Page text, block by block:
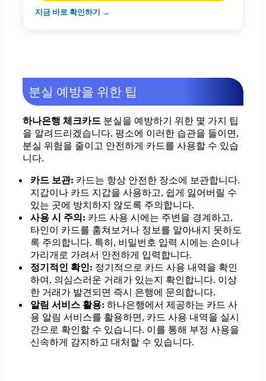
지금 바로 확인하기 →
분실 예방을 위한 팁
하나은행 체크카드 분실을 예방하기 위한 몇 가지 팁
을 알려드리겠습니다. 평소에 이러한 습관을 들이면,
분실 위험을 줄이고 안전하게 카드를 사용할 수 있습
니다.
카드 보관: 카드는 항상 안전한 장소에 보관합니다.
지갑이나 카드 지갑을 사용하고, 쉽게 잃어버릴 수
있는 곳에 방치하지 않도록 주의합니다.
사용 시 주의: 카드 사용 시에는 주변을 경계하고,
타인이 카드를 훔쳐보거나 정보를 알아내지 못하도
록 주의합니다. 특히, 비밀번호 입력 시에는 손이나
가리개로 가려서 안전하게 입력합니다.
정기적인 확인: 정기적으로 카드 사용 내역을 확인
하여, 의심스러운 거래가 있는지 확인합니다. 이상
한 거래가 발견되면 즉시 은행에 문의합니다.
알림 서비스 활용: 하나은행에서 제공하는 카드 사
용 알림 서비스를 활용하면, 카드 사용 내역을 실시
간으로 확인할 수 있습니다. 이를 통해 부정 사용을
신속하게 감지하고 대처할 수 있습니다.